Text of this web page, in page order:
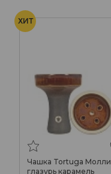
ХИТ
Чашка Tortuga Молли
глазурь карамель